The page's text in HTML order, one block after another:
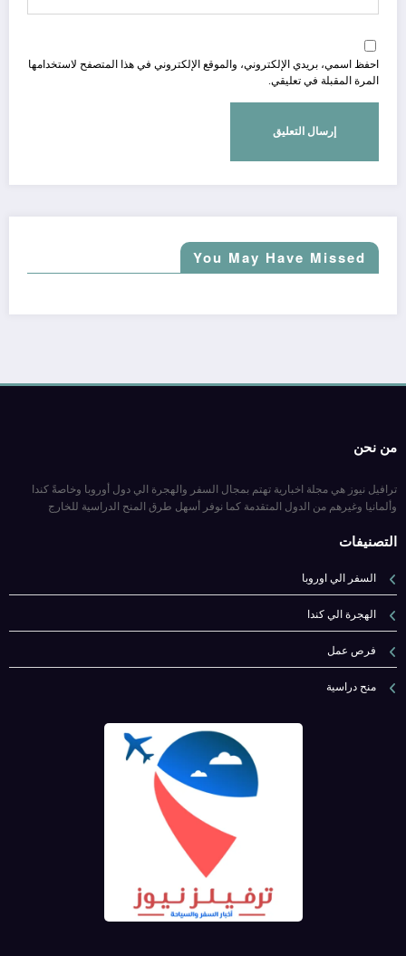
احفظ اسمي، بريدي الإلكتروني، والموقع الإلكتروني في هذا المتصفح لاستخدامها
المرة المقبلة في تعليقي.
You May Have Missed
من نحن
ترافيل نيوز هي مجلة اخبارية تهتم بمجال السفر والهجرة الي دول أوروبا وخاصةً كندا
وألمانيا وغيرهم من الدول المتقدمة كما نوفر أسهل طرق المنح الدراسية للخارج
التصنيفات
السفر الي اوروبا
الهجرة الي كندا
فرص عمل
منح دراسية